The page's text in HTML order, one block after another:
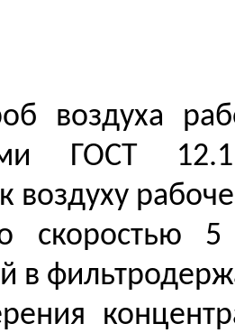
воздуха
ГОСТ
воздуху
скоростью
в